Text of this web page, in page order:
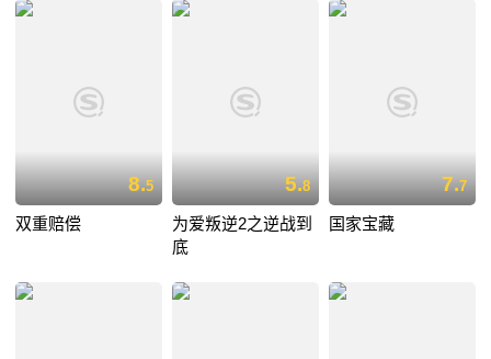
8.5
双重赔偿
5.8
为爱叛逆2之逆战到
底
7.7
国家宝藏